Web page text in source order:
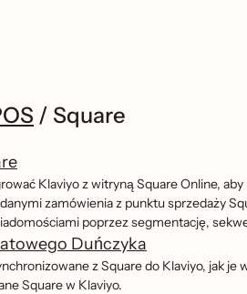
/ Square
Klaviyo z witryną Square Online,
zamówienia z punktu sprzedaży
poprzez segmentację,
Duńczyka
z Square do Klaviyo, jak
Square w Klaviyo.